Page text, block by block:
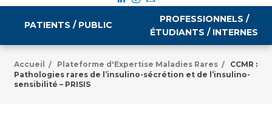
PATIENTS / PUBLIC
Informations pratiques
PROFESSIONNELS /
ÉTUDIANTS / INTERNES
Égalité professionnelle
Accueil / Plateforme d'Expertise Maladies Rares /
CCMR :
Pathologies rares de l’insulino-sécrétion et de l’insulino-
sensibilité – PRISIS